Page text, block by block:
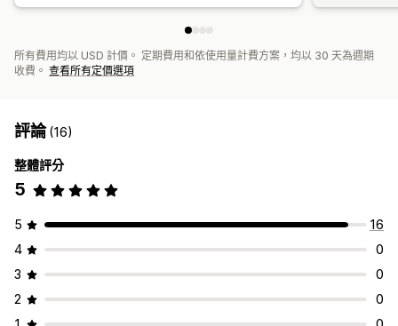
所有費用均以 USD 計價。 定期費用和依使用量計費方案，均以 30 天為週期
收費。 查看所有定價選項
評論(16)
整體評分
5
5
16
4
0
3
0
2
0